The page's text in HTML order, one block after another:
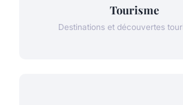
Tourisme
Destinations et découvertes